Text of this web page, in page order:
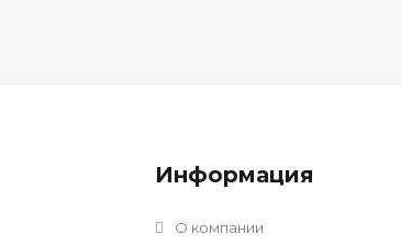
Информация
О компании